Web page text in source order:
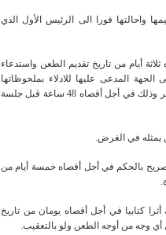
واحالتها فورا الى الرئيس الأول الذي
أيام من تاريخ تقديم الطعن واستدعاء
الجهة المدعى عليها للادلاء بملحوظاتها
الكتابية وبما يفيد تبليغ نسخة منها الى الطرف الآخر وذلك في أجل أقصاه 48 ساعة قبل جلسة
يمثله في الغرض.
بالحكم في أجل أقصاه خمسة أيام من
كتابيا في أجل أقصاه يومان من تاريخ
أي وجه من أوجه الطعن ولو بالتعقيب.